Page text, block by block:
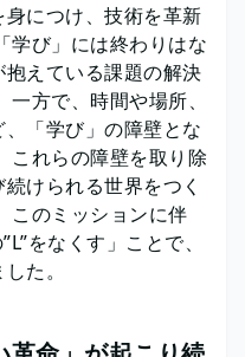
につけ、技術を革新
学び」には終わりはな
えている課題の解決
方で、時間や場所、
「学び」の障壁とな
これらの障壁を取り除
けられる世界をつく
このミッションに伴
をなくす」ことで、
た。